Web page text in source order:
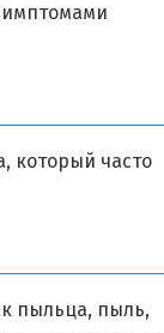
который часто
пыльца, пыль,